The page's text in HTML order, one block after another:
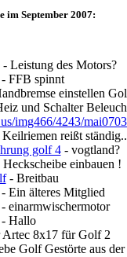
im September 2007:
- Leistung des Motors?
FFB spinnt
einstellen
und Schalter
img466/4243/
reißt
golf 4- vogtland?
Heckscheibe einbauen !
- Breitbau
- Ein älteres Mitglied
einarmwischermotor
Hallo
8x17 für Golf 2
Golf Gestörte aus